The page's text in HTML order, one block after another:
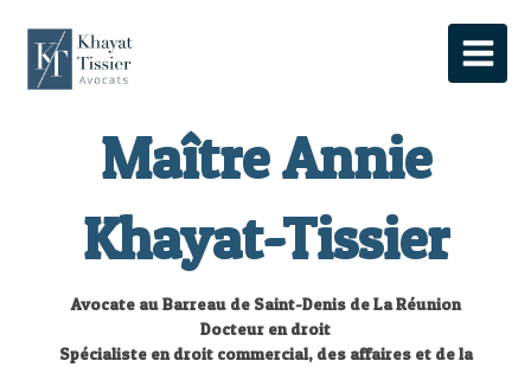
Maître Annie
Khayat-Tissier
Avocate au Barreau de Saint-Denis de La Réunion
Docteur en droit
Spécialiste en droit commercial, des affaires et de la